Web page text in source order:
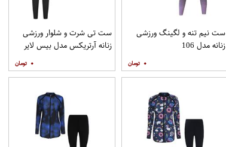
ست نیم تنه و لگینگ ورزشی
زنانه مدل 106
۰
ست تی شرت و شلوار ورزشی
زنانه آرتریکس مدل بیس لایر
۰